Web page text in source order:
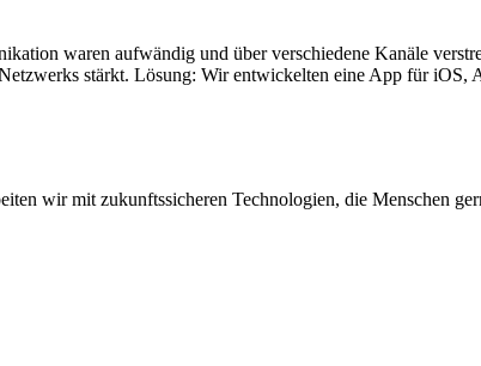
waren aufwändig und über verschiedene Kanäle
stärkt. Lösung: Wir entwickelten eine App für
wir mit zukunftssicheren Technologien, die Menschen